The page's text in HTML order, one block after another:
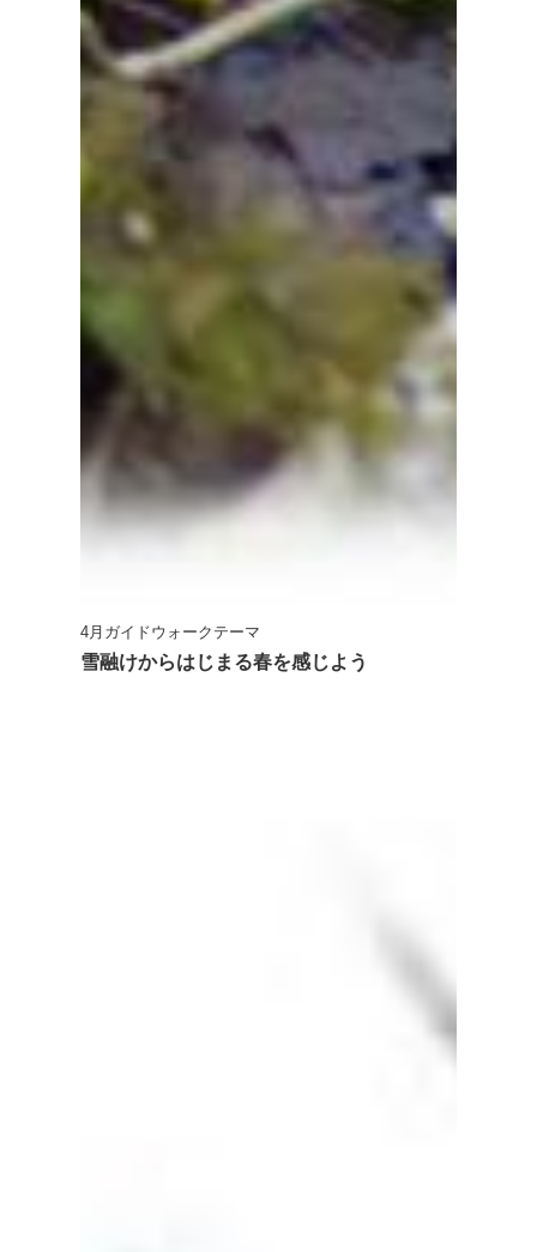
4月ガイドウォークテーマ
雪融けからはじまる春を感じよう